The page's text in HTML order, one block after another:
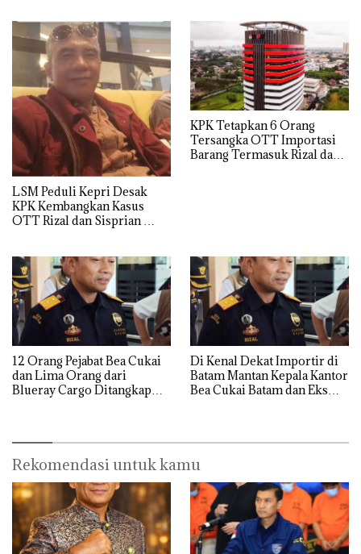
LSM Peduli Kepri Desak
KPK Kembangkan Kasus
OTT Rizal dan Sisprian
KPK Tetapkan 6 Orang
Tersangka OTT Importasi
Barang Termasuk Rizal dan
12 Orang Pejabat Bea Cukai
dan Lima Orang dari
Blueray Cargo Ditangkap
Di Kenal Dekat Importir di
Batam Mantan Kepala Kantor
Bea Cukai Batam dan Eks
Rekomendasi untuk kamu